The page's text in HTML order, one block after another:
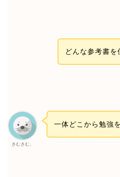
どんな参考書を
きむきむ。
一体どこから勉強